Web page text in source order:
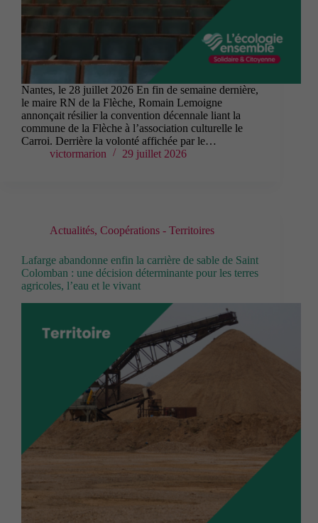
Nantes, le 28 juillet 2026 En fin de semaine dernière,
le maire RN de la Flèche, Romain Lemoigne
annonçait résilier la convention décennale liant la
commune de la Flèche à l’association culturelle le
Carroi. Derrière la volonté affichée par le…
victormarion
29 juillet 2026
Actualités, Coopérations - Territoires
Lafarge abandonne enfin la carrière de sable de Saint
Colomban : une décision déterminante pour les terres
agricoles, l’eau et le vivant